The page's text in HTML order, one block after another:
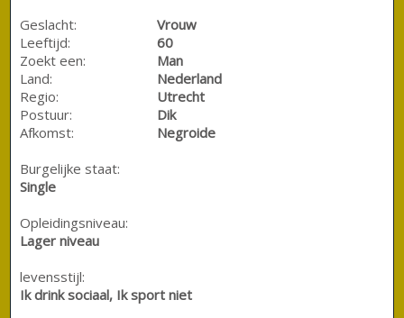
Geslacht:
Vrouw
Leeftijd:
60
Zoekt een:
Man
Land:
Nederland
Regio:
Utrecht
Postuur:
Dik
Afkomst:
Negroide
Burgelijke staat:
Single
Opleidingsniveau:
Lager niveau
levensstijl:
Ik drink sociaal, Ik sport niet